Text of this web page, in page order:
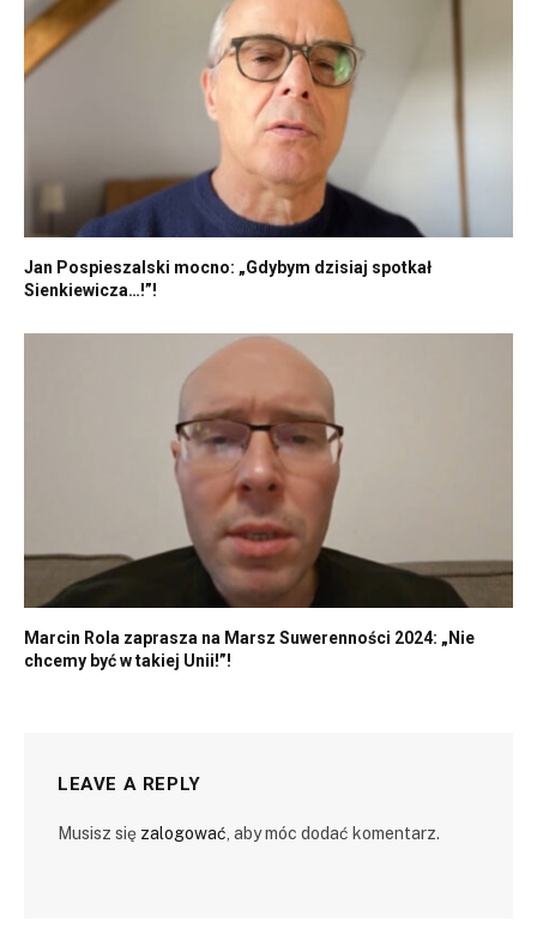
Jan Pospieszalski mocno: „Gdybym dzisiaj spotkał
Sienkiewicza…!”!
Marcin Rola zaprasza na Marsz Suwerenności 2024: „Nie
chcemy być w takiej Unii!”!
LEAVE A REPLY
Musisz się zalogować , aby móc dodać komentarz.